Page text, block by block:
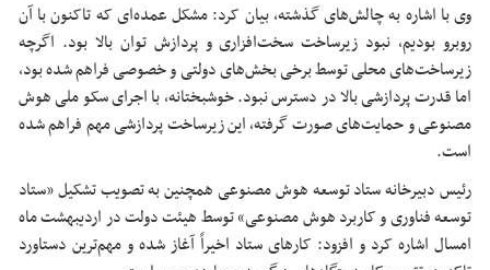
وی با اشاره به چالش‌های گذشته، بیان کرد: مشکل عمده‌ای که تاکنون با آن
روبرو بودیم، نبود زیرساخت سخت‌افزاری و پردازش توان بالا بود. اگرچه
زیرساخت‌های محلی توسط برخی بخش‌های دولتی و خصوصی فراهم شده بود،
اما قدرت پردازشی بالا در دسترس نبود. خوشبختانه، با اجرای سکو ملی هوش
مصنوعی و حمایت‌های صورت گرفته، این زیرساخت پردازشی مهم فراهم شده
است.
رئیس دبیرخانه ستاد توسعه هوش مصنوعی همچنین به تصویب تشکیل «ستاد
توسعه فناوری و کاربرد هوش مصنوعی» توسط هیئت دولت در اردیبهشت ماه
امسال اشاره کرد و افزود: کارهای ستاد اخیراً آغاز شده و مهم‌ترین دستاورد